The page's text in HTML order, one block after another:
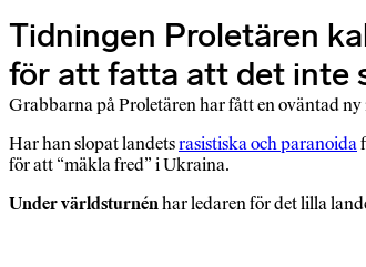
Tidningen Proletären
för att fatta att det inte
Grabbarna på Proletären har fått en oväntad
Har han slopat landetsrasistiska och paranoida
för att “mäkla fred” i Ukraina.
Under världsturnénhar ledaren för det lilla